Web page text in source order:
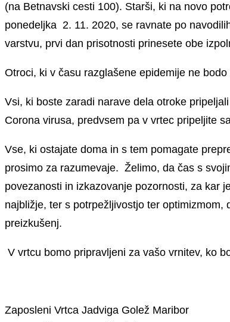
(na Betnavski cesti 100). Starši, ki na novo
ponedeljka 2. 11. 2020, se ravnate po
varstvu, prvi dan prisotnosti prinesete obe
Otroci, ki v času razglašene epidemije ne
Vsi, ki boste zaradi narave dela otroke
Corona virusa, predvsem pa v vrtec pripeljite
Vse, ki ostajate doma in s tem pomagate
prosimo za razumevaje. Želimo, da čas s
povezanosti in izkazovanje pozornosti, za kar
najbližje, ter s potrpežljivostjo ter
preizkušenj.
V vrtcu bomo pripravljeni za vašo vrnitev, ko
Zaposleni Vrtca